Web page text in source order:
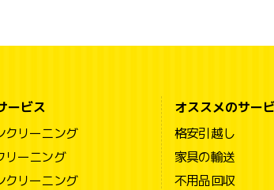
ービス
クリーニング
リーニング
クリーニング
オススメのサー
格安引越し
家具の輸送
不用品回収